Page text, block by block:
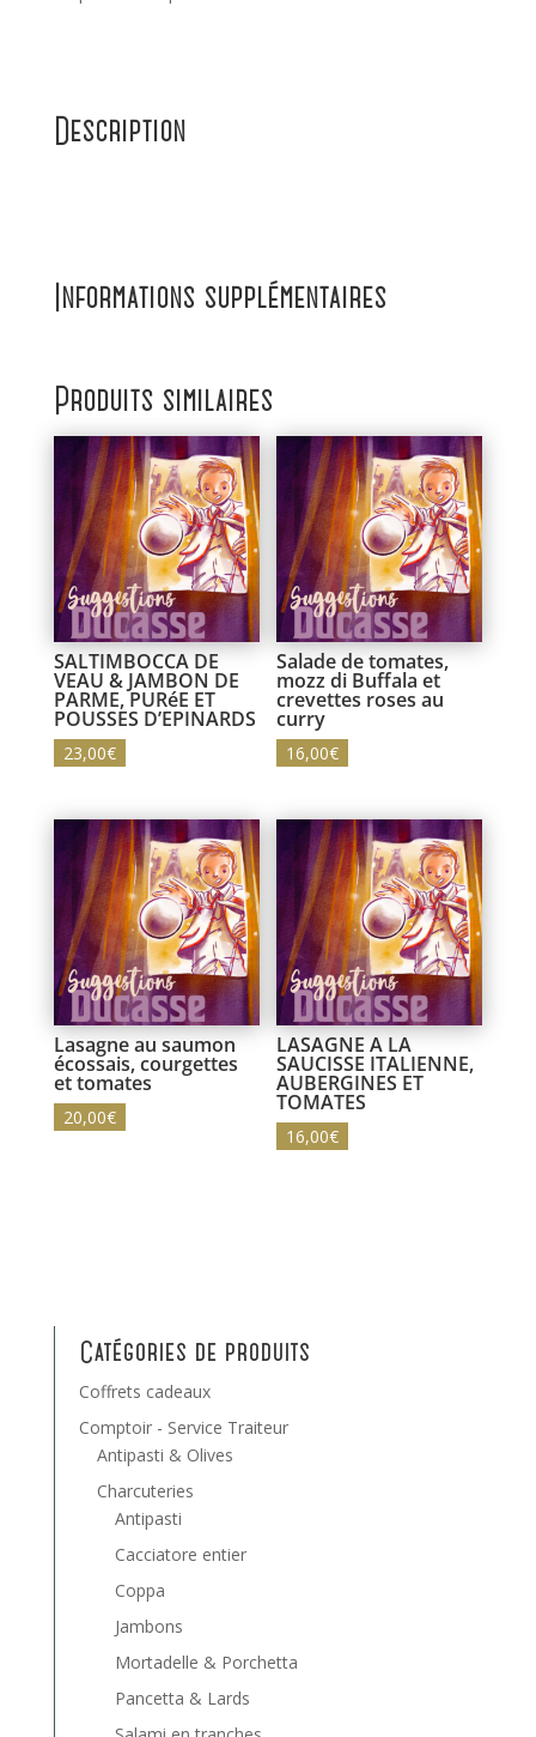
Description
Informations supplémentaires
Produits similaires
SALTIMBOCCA DE
VEAU & JAMBON DE
PARME, PURéE ET
POUSSES D’EPINARDS
23,00€
Salade de tomates,
mozz di Buffala et
crevettes roses au
curry
16,00€
Lasagne au saumon
écossais, courgettes
et tomates
20,00€
LASAGNE A LA
SAUCISSE ITALIENNE,
AUBERGINES ET
TOMATES
16,00€
Catégories de produits
Coffrets cadeaux
Comptoir - Service Traiteur
Antipasti & Olives
Charcuteries
Antipasti
Cacciatore entier
Coppa
Jambons
Mortadelle & Porchetta
Pancetta & Lards